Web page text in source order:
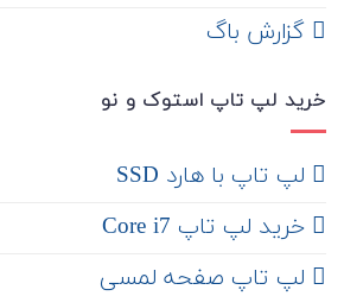
‌ گزارش باگ
خرید لپ تاپ استوک و نو
لپ تاپ با هارد SSD
خرید لپ تاپ Core i7
لپ تاپ صفحه لمسی